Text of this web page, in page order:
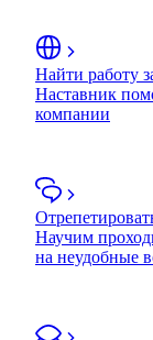
Найти работу
Наставник
компании
Научим
на неудобные